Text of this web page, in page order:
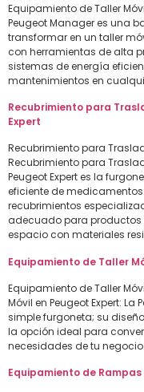
Equipamiento de Taller
Peugeot Manager es una
transformar en un taller
con herramientas de alta
sistemas de energía
mantenimientos en
Recubrimiento para
Expert
Recubrimiento para
Recubrimiento para
Peugeot Expert es la
eficiente de
recubrimientos
adecuado para
espacio con materiales
Equipamiento de Taller
Equipamiento de Taller
Móvil en Peugeot Expert:
simple furgoneta; su
la opción ideal para
necesidades de tu
Equipamiento de